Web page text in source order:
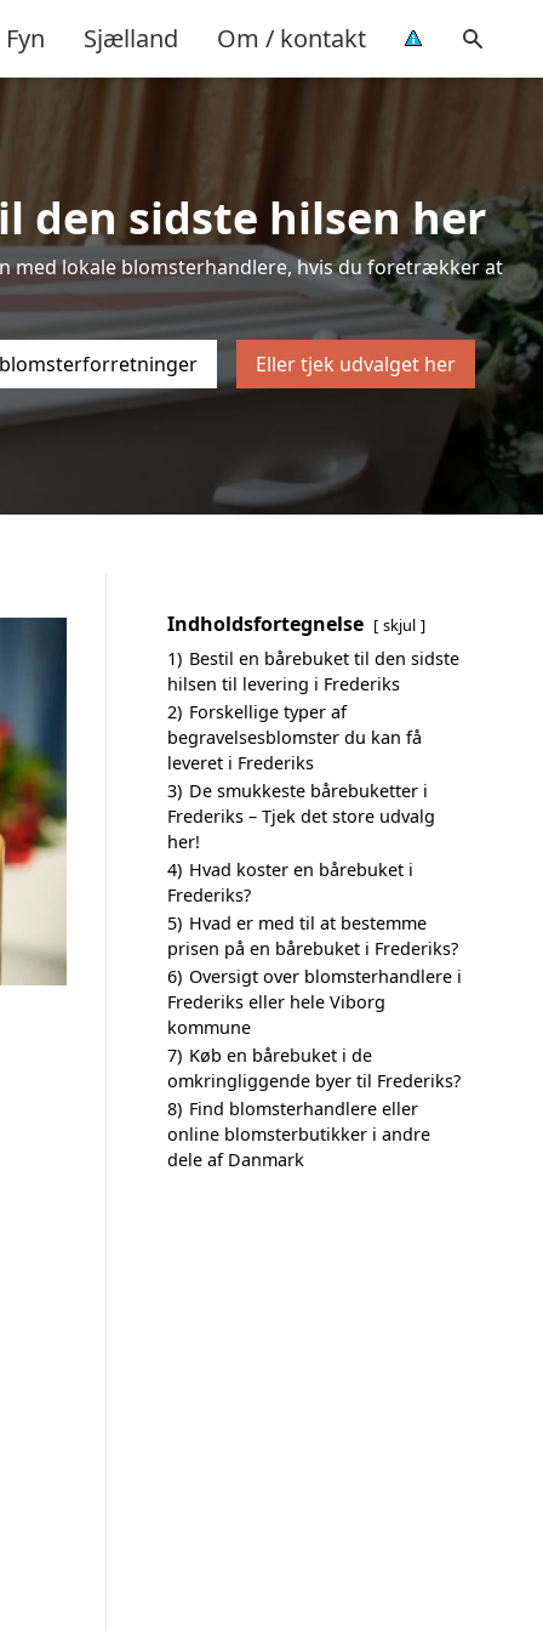
Fyn Sjælland Om / kontakt
den sidste hilsen her
med lokale blomsterhandlere, hvis du foretrækker at
Eller tjek udvalget her
Indholdsfortegnelse skjul
1) Bestil en bårebuket til den sidste
hilsen til levering i Frederiks
2) Forskellige typer af
begravelsesblomster du kan få
leveret i Frederiks
3) De smukkeste bårebuketter i
Frederiks – Tjek det store udvalg
her!
4) Hvad koster en bårebuket i
Frederiks?
5) Hvad er med til at bestemme
prisen på en bårebuket i Frederiks?
6) Oversigt over blomsterhandlere i
Frederiks eller hele Viborg
kommune
7) Køb en bårebuket i de
omkringliggende byer til Frederiks?
8) Find blomsterhandlere eller
online blomsterbutikker i andre
dele af Danmark